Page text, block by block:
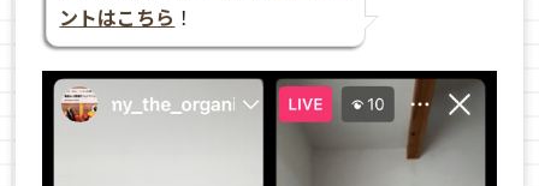
ントはこちら ！